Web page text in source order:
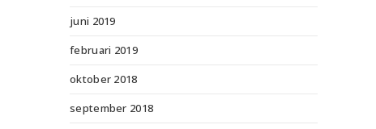
juni 2019
februari 2019
oktober 2018
september 2018